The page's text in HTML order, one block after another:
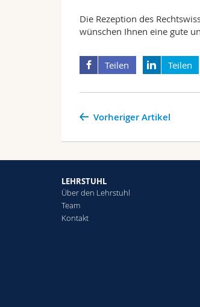
Die Rezeption des
wünschen Ihnen eine gute
Teilen Teilen
Vorheriger Artikel
LEHRSTUHL
Über den Lehrstuhl
Team
Kontakt